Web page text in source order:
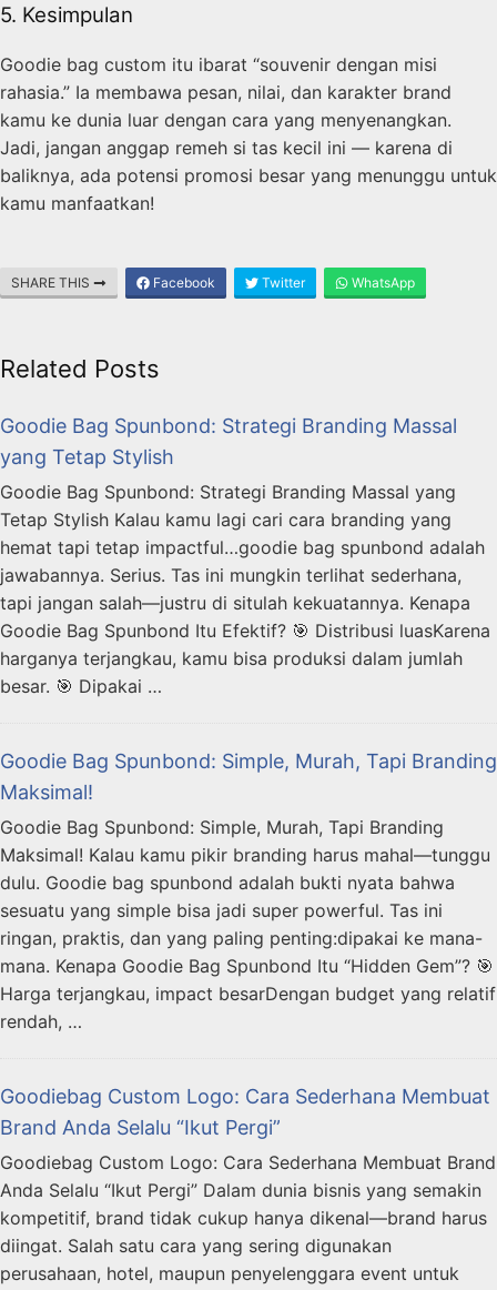
5. Kesimpulan
Goodie bag custom itu ibarat “souvenir dengan misi
rahasia.” Ia membawa pesan, nilai, dan karakter brand
kamu ke dunia luar dengan cara yang menyenangkan.
Jadi, jangan anggap remeh si tas kecil ini — karena di
baliknya, ada potensi promosi besar yang menunggu untuk
kamu manfaatkan!
SHARE THIS Facebook Twitter WhatsApp
Related Posts
Goodie Bag Spunbond: Strategi Branding Massal
yang Tetap Stylish
Goodie Bag Spunbond: Strategi Branding Massal yang
Tetap Stylish Kalau kamu lagi cari cara branding yang
hemat tapi tetap impactful…goodie bag spunbond adalah
jawabannya. Serius. Tas ini mungkin terlihat sederhana,
tapi jangan salah—justru di situlah kekuatannya. Kenapa
Goodie Bag Spunbond Itu Efektif? 🎯 Distribusi luasKarena
harganya terjangkau, kamu bisa produksi dalam jumlah
besar. 🎯 Dipakai …
Goodie Bag Spunbond: Simple, Murah, Tapi Branding
Maksimal!
Goodie Bag Spunbond: Simple, Murah, Tapi Branding
Maksimal! Kalau kamu pikir branding harus mahal—tunggu
dulu. Goodie bag spunbond adalah bukti nyata bahwa
sesuatu yang simple bisa jadi super powerful. Tas ini
ringan, praktis, dan yang paling penting:dipakai ke mana-
mana. Kenapa Goodie Bag Spunbond Itu “Hidden Gem”? 🎯
Harga terjangkau, impact besarDengan budget yang relatif
rendah, …
Goodiebag Custom Logo: Cara Sederhana Membuat
Brand Anda Selalu “Ikut Pergi”
Goodiebag Custom Logo: Cara Sederhana Membuat Brand
Anda Selalu “Ikut Pergi” Dalam dunia bisnis yang semakin
kompetitif, brand tidak cukup hanya dikenal—brand harus
diingat. Salah satu cara yang sering digunakan
perusahaan, hotel, maupun penyelenggara event untuk